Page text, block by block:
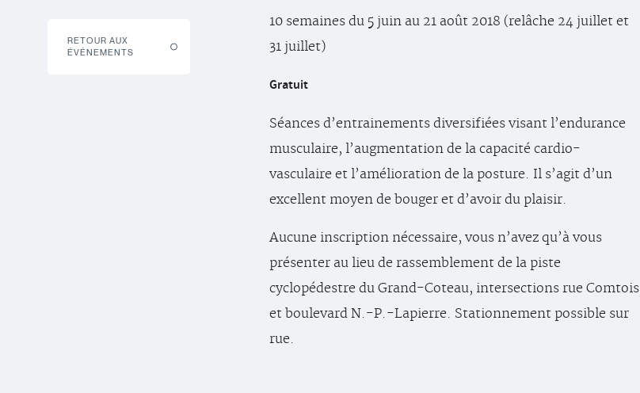
RETOUR AUX
ÉVÉNEMENTS
10 semaines du 5 juin au 21 août 2018 (relâche 24 juillet et
31 juillet)
Gratuit
Séances d’entrainements diversifiées visant l’endurance
musculaire, l’augmentation de la capacité cardio-
vasculaire et l’amélioration de la posture. Il s’agit d’un
excellent moyen de bouger et d’avoir du plaisir.
Aucune inscription nécessaire, vous n’avez qu’à vous
présenter au lieu de rassemblement de la piste
cyclopédestre du Grand-Coteau, intersections rue Comtois
et boulevard N.-P.-Lapierre. Stationnement possible sur
rue.